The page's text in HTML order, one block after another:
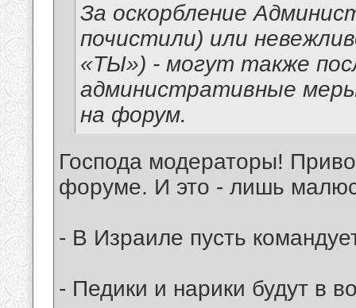
За оскорбление
почистили) или
«ТЫ») - могут также
административные
на форум.
Господа модераторы!
форуме. И это - лишь
- В Израиле пусть
- Педики и нарики будут в